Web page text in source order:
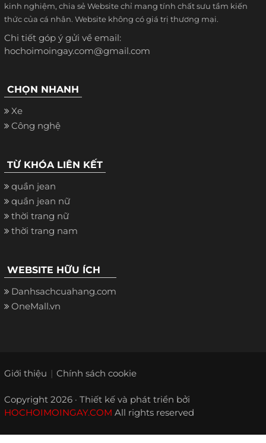
kinh nghiệm, chia sẻ Website chỉ mang tính chất sưu tầm kiến
thức của cá nhân. Website không có giá trị thương mại.
Chi tiết góp ý gửi về email:
hochoimoingay.com@gmail.com
CHỌN NHANH
Xe
Công nghệ
TỪ KHÓA LIÊN KẾT
quần jean
quần jean nữ
thời trang nữ
thời trang nam
WEBSITE HỮU ÍCH
Danhsachcuahang.com
OneMall.vn
Giới thiệu Chính sách cookie
Copyright 2026 · Thiết kế và phát triển bởi
HOCHOIMOINGAY.COM All rights reserved